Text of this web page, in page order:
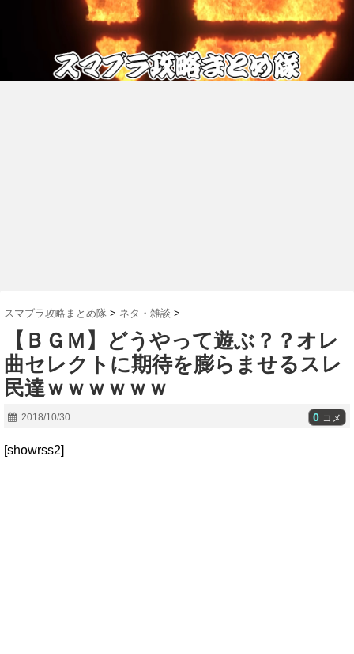
スマブラ攻略まとめ隊 > ネタ・雑談 >
【ＢＧＭ】どうやって遊ぶ？？オレ
曲セレクトに期待を膨らませるスレ
民達ｗｗｗｗｗｗ
2018/10/30 0 コメ
[showrss2]